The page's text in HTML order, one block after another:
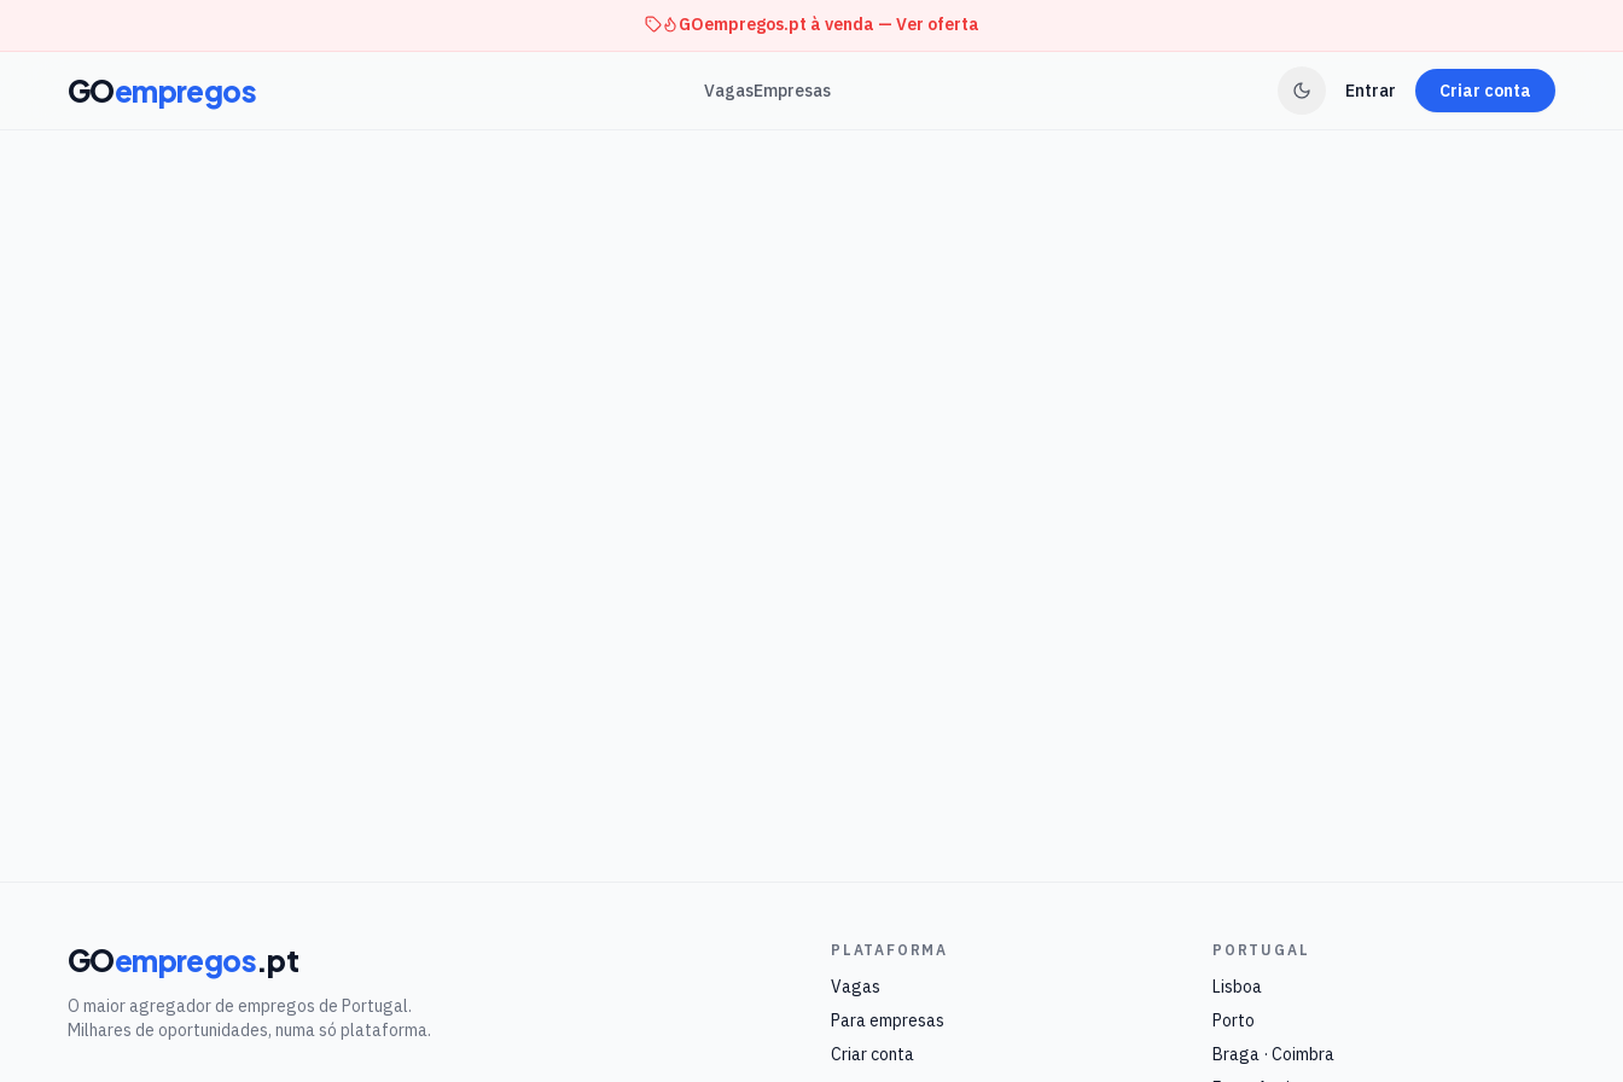
GOempregos.pt à venda — Ver oferta
GOempregos VagasEmpresas Entrar Criar conta
GOempregos.pt
O maior agregador de empregos de Portugal.
Milhares de oportunidades, numa só plataforma.
PLATAFORMA
Vagas
Para empresas
Criar conta
PORTUGAL
Lisboa
Porto
Braga · Coimbra